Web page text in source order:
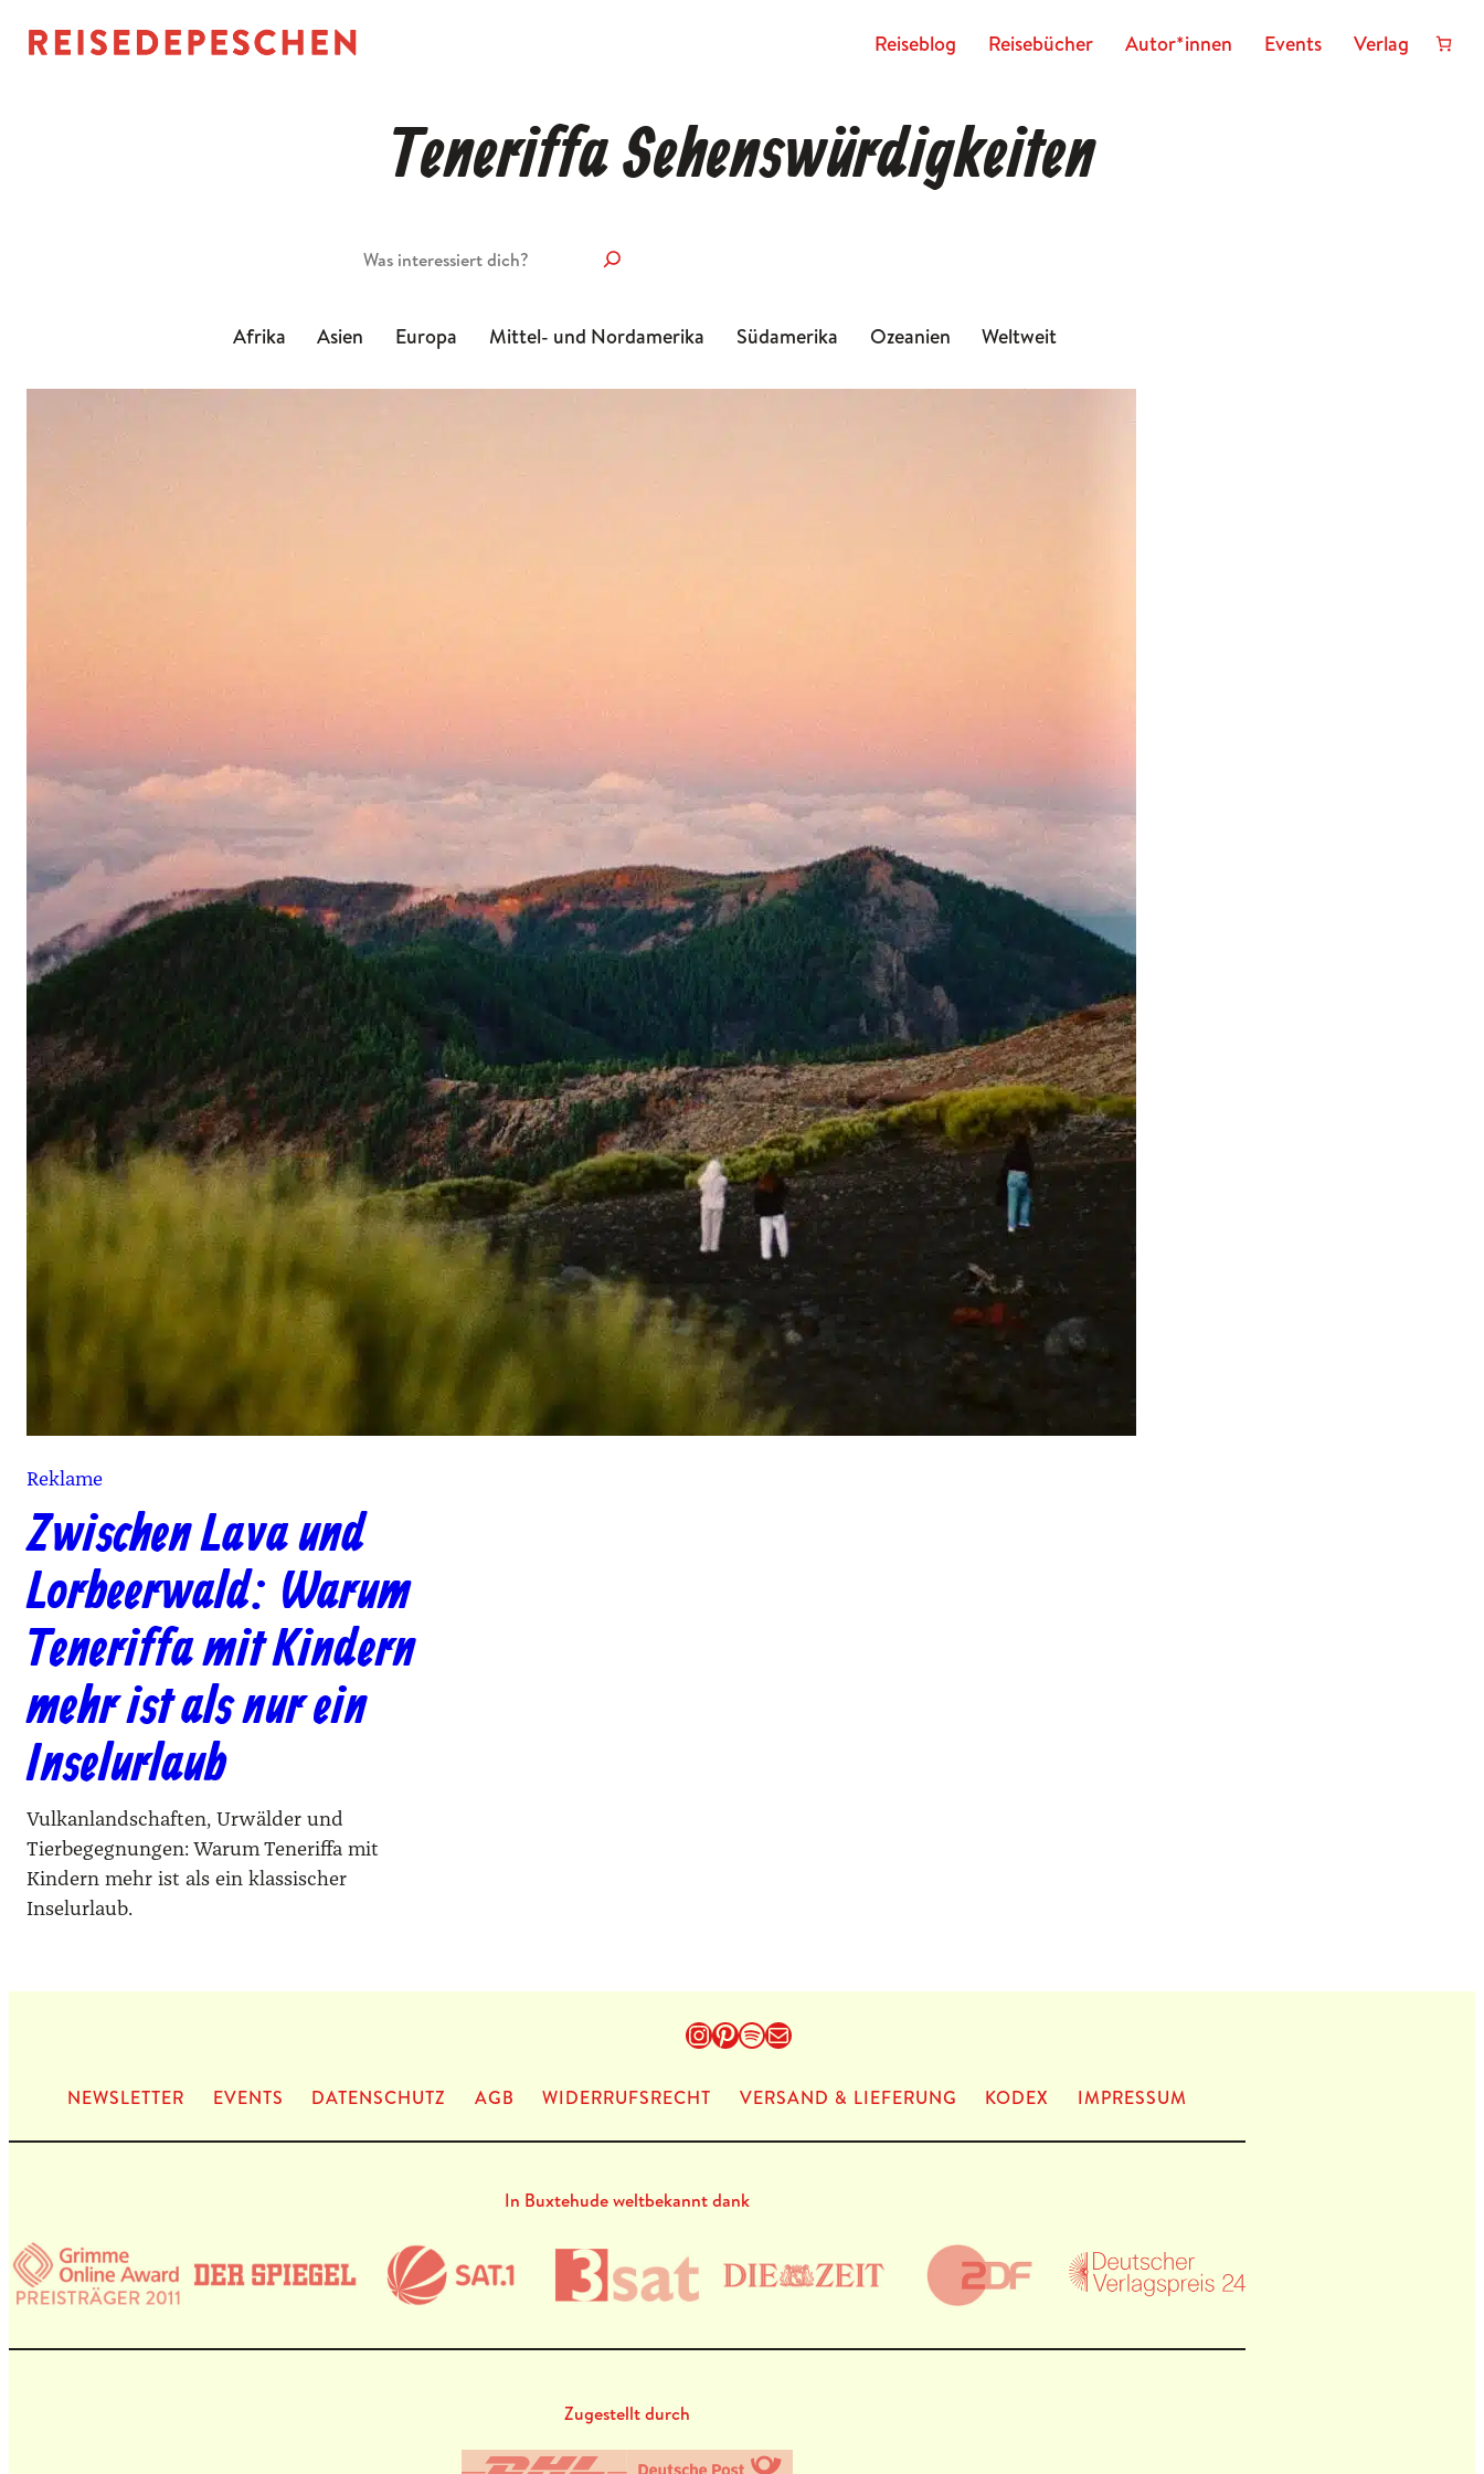
Rei­se­blog Reisebücher Autor*innen Events Verlag
Teneriffa Sehenswürdigkeiten
Afrika Asien Europa Mittel- und Nordamerika Südamerika Ozeanien Weltweit
Reklame
Zwischen Lava und
Lorbeerwald: Warum
Teneriffa mit Kindern
mehr ist als nur ein
Inselurlaub
Vulkanlandschaften, Urwälder und
Tierbegegnungen: Warum Teneriffa mit
Kindern mehr ist als ein klassischer
Inselurlaub.
Instagram
Pinterest
Spotify
E-Mail
NEWS­LET­TER EVENTS DATEN­SCHUTZ AGB WIDERRUFSRECHT VERSAND & LIEFERUNG KODEX IMPRES­SUM
In Buxtehude weltbekannt dank
Zugestellt durch